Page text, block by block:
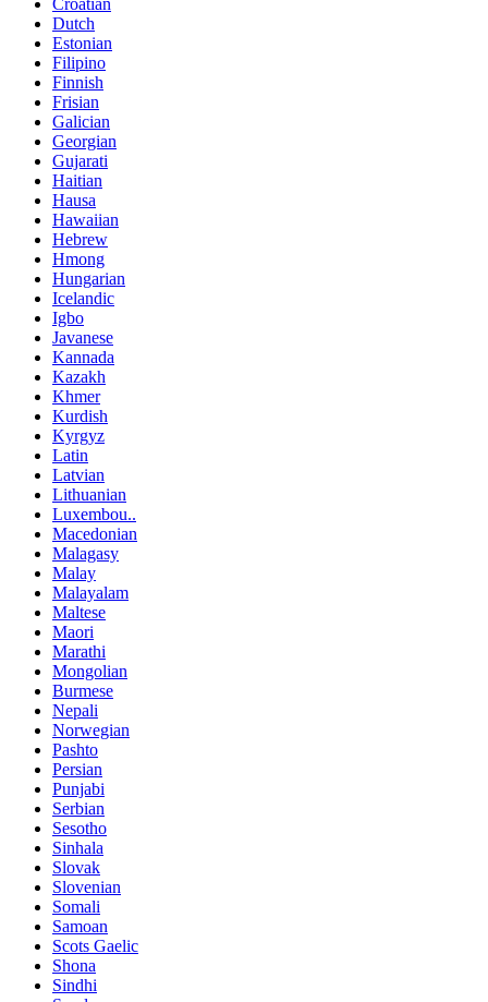
Croatian
Dutch
Estonian
Filipino
Finnish
Frisian
Galician
Georgian
Gujarati
Haitian
Hausa
Hawaiian
Hebrew
Hmong
Hungarian
Icelandic
Igbo
Javanese
Kannada
Kazakh
Khmer
Kurdish
Kyrgyz
Latin
Latvian
Lithuanian
Luxembou..
Macedonian
Malagasy
Malay
Malayalam
Maltese
Maori
Marathi
Mongolian
Burmese
Nepali
Norwegian
Pashto
Persian
Punjabi
Serbian
Sesotho
Sinhala
Slovak
Slovenian
Somali
Samoan
Scots Gaelic
Shona
Sindhi